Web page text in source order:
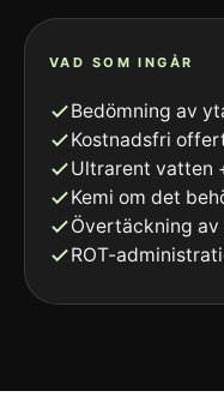
VAD SOM INGÅR
Bedömning av
Kostnadsfri
Ultrarent vatten
Kemi om det
Övertäckning
ROT-